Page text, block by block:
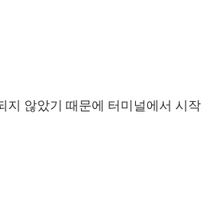
지 않았기 때문에 터미널에서 시작